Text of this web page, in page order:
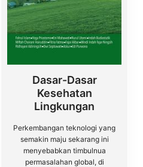
Dasar-Dasar
Kesehatan
Lingkungan
Perkembangan teknologi yang
semakin maju sekarang ini
menyebabkan timbulnua
permasalahan global, di